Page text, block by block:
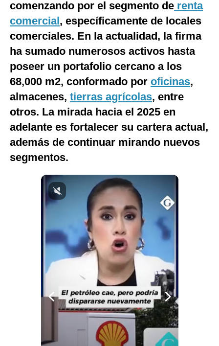
G de Gestión
Notas Contratadas
Podcast
Gestión TV
Videos
Fotogalerías
gestion.pe
Condiciones
comenzando por el segmento de renta
comercial, específicamente de locales
comerciales. En la actualidad, la firma
ha sumado numerosos activos hasta
poseer un portafolio cercano a los
68,000 m2, conformado por oficinas,
almacenes, tierras agrícolas, entre
otros. La mirada hacia el 2025 en
adelante es fortalecer su cartera actual,
además de continuar mirando nuevos
segmentos.